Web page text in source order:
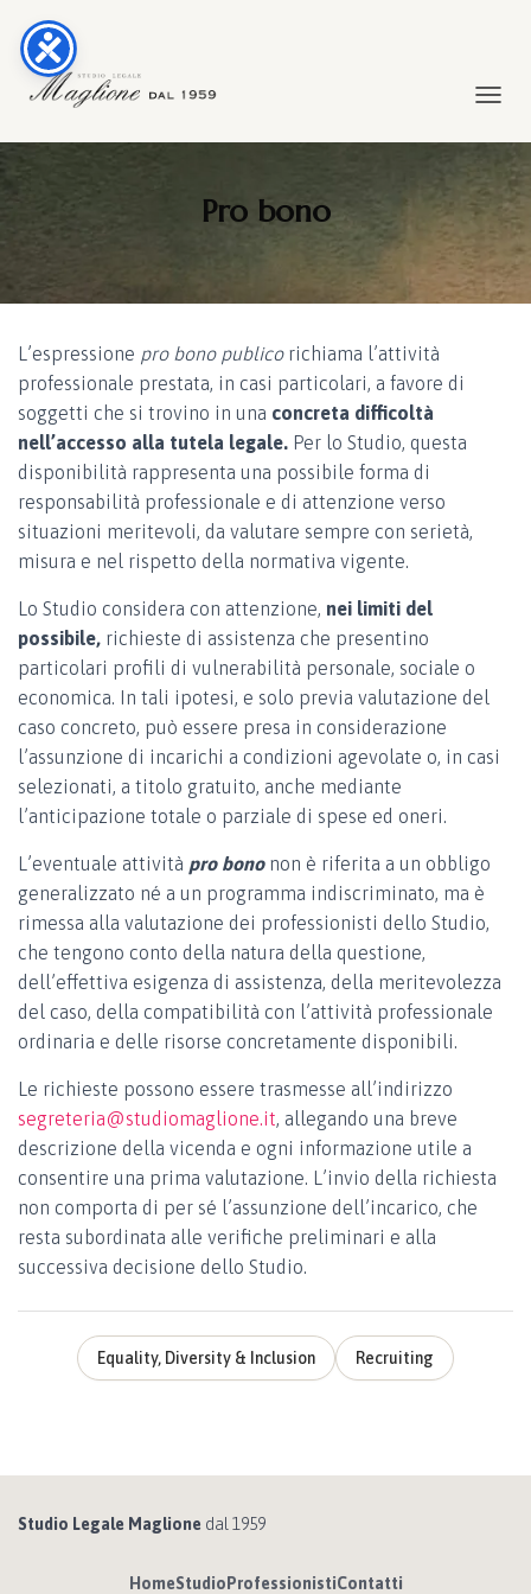
Pro bono
L’espressione pro bono publicorichiama l’attività
professionale prestata, in casi particolari, a favore di
soggetti che si trovino in una concreta difficoltà
nell’accesso alla tutela legale. Per lo Studio, questa
disponibilità rappresenta una possibile forma di
responsabilità professionale e di attenzione verso
situazioni meritevoli, da valutare sempre con serietà,
misura e nel rispetto della normativa vigente.
Lo Studio considera con attenzione, nei limiti del
possibile, richieste di assistenza che presentino
particolari profili di vulnerabilità personale, sociale o
economica. In tali ipotesi, e solo previa valutazione del
caso concreto, può essere presa in considerazione
l’assunzione di incarichi a condizioni agevolate o, in casi
selezionati, a titolo gratuito, anche mediante
l’anticipazione totale o parziale di spese ed oneri.
L’eventuale attività pro bononon è riferita a un obbligo
generalizzato né a un programma indiscriminato, ma è
rimessa alla valutazione dei professionisti dello Studio,
che tengono conto della natura della questione,
dell’effettiva esigenza di assistenza, della meritevolezza
del caso, della compatibilità con l’attività professionale
ordinaria e delle risorse concretamente disponibili.
Le richieste possono essere trasmesse all’indirizzo
segreteria@studiomaglione.it, allegando una breve
descrizione della vicenda e ogni informazione utile a
consentire una prima valutazione. L’invio della richiesta
non comporta di per sé l’assunzione dell’incarico, che
resta subordinata alle verifiche preliminari e alla
successiva decisione dello Studio.
Equality, Diversity & Inclusion Recruiting
Studio Legale Maglione dal 1959
HomeStudio ProfessionistiContatti